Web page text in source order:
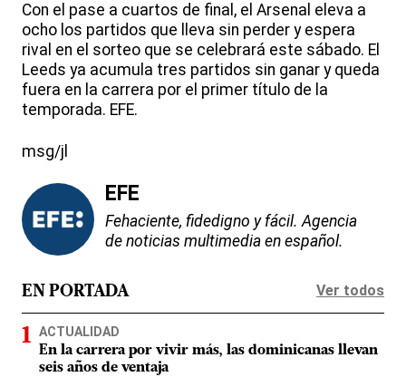
Con el pase a cuartos de final, el Arsenal eleva a
ocho los partidos que lleva sin perder y espera
rival en el sorteo que se celebrará este sábado. El
Leeds ya acumula tres partidos sin ganar y queda
fuera en la carrera por el primer título de la
temporada. EFE.
msg/jl
EFE
Fehaciente, fidedigno y fácil. Agencia
de noticias multimedia en español.
EN PORTADA Ver todos
ACTUALIDAD
En la carrera por vivir más, las dominicanas llevan
seis años de ventaja